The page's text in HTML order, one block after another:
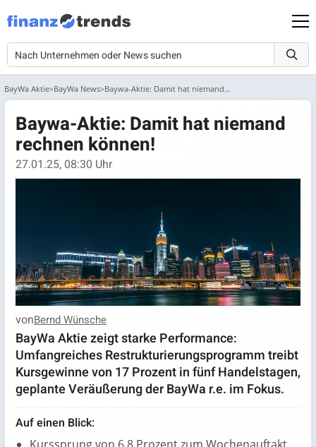
BayWa Aktie BayWa News Baywa-Aktie: Damit hat niemand rechnen können!
Baywa-Aktie: Damit hat niemand
rechnen können!
27.01.25, 08:30 Uhr
vonBernd Wünsche
BayWa Aktie zeigt starke Performance:
Umfangreiches Restrukturierungsprogramm treibt
Kursgewinne von 17 Prozent in fünf Handelstagen,
geplante Veräußerung der BayWa r.e. im Fokus.
Auf einen Blick: